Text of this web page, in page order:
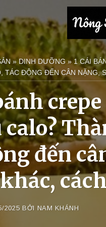
»DINH DƯỠNG»1 CÁI
TÁC ĐỘNG ĐẾN CÂN NẶNG,
đến
2025 BỞI NAM KHÁNH